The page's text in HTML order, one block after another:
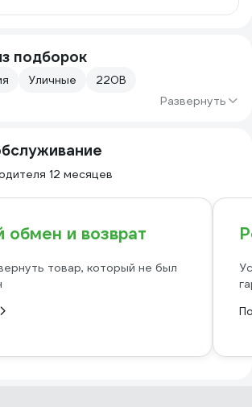
подборок
Уличные
220В
Развернуть
12 месяцев
обмен и возврат
товар, который не был